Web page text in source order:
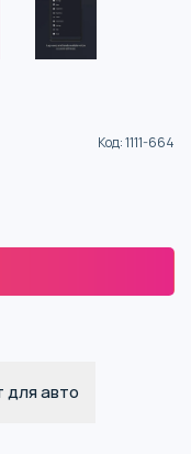
Код:1111-664
для авто